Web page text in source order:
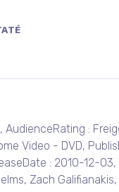
produit
AudienceRating :
Video - DVD,
: 2010-12-
Zach